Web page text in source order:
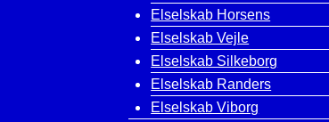
Elselskab Horsens
Elselskab Vejle
Elselskab Silkeborg
Elselskab Randers
Elselskab Viborg